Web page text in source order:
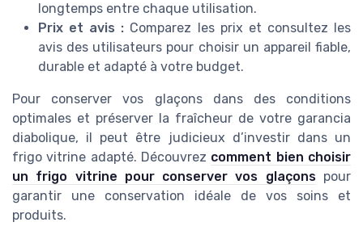
longtemps entre chaque utilisation.
Prix et avis : Comparez les prix et consultez les
avis des utilisateurs pour choisir un appareil fiable,
durable et adapté à votre budget.
Pour conserver vos glaçons dans des conditions
optimales et préserver la fraîcheur de votre garancia
diabolique, il peut être judicieux d’investir dans un
frigo vitrine adapté. Découvrez comment bien choisir
un frigo vitrine pour conserver vos glaçonspour
garantir une conservation idéale de vos soins et
produits.